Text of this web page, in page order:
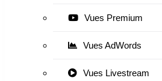
Vues Premium
Vues AdWords
Vues Livestream